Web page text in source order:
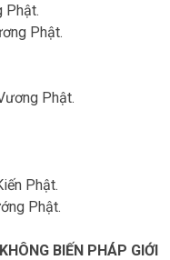
Phật.
Phật.
Phật.
Phật.
Phật.
BIẾN PHÁP GIỚI